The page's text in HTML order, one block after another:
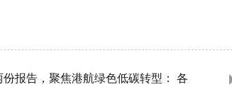
报告，聚焦港航绿色低碳转型： 各